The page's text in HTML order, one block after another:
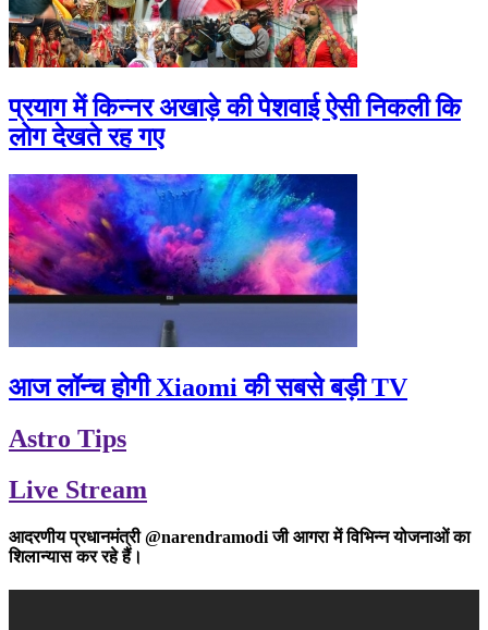
प्रयाग में किन्नर अखाड़े की पेशवाई ऐसी निकली कि
लोग देखते रह गए
आज लॉन्च होगी Xiaomi की सबसे बड़ी TV
Astro Tips
Live Stream
आदरणीय प्रधानमंत्री @narendramodi जी आगरा में विभिन्न योजनाओं का
शिलान्यास कर रहे हैं।